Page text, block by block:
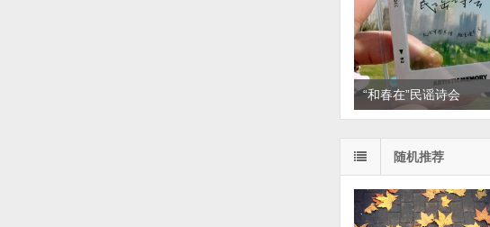
“和春在”民谣诗会
随机推荐